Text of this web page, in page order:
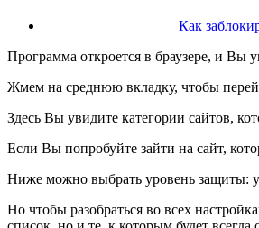
Как
Программа откроется в браузере, и Вы
Жмем на среднюю вкладку, чтобы
Здесь Вы увидите категории сайтов,
Если Вы попробуйте зайти на сайт,
Ниже можно выбрать уровень защиты:
Но чтобы разобраться во всех